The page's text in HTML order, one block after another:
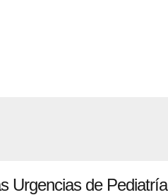
Urgencias de Pediatría